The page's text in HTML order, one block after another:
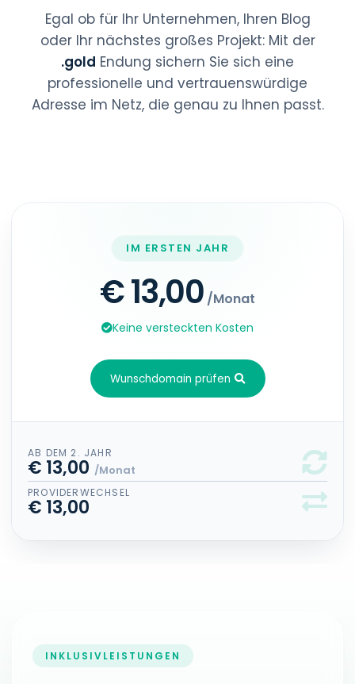
Egal ob für Ihr Unternehmen, Ihren Blog
oder Ihr nächstes großes Projekt: Mit der
.gold Endung sichern Sie sich eine
professionelle und vertrauenswürdige
Adresse im Netz, die genau zu Ihnen passt.
IM ERSTEN JAHR
€ 13,00 /Monat
Keine versteckten Kosten
Wunschdomain prüfen
AB DEM 2. JAHR
€ 13,00 /Monat
PROVIDERWECHSEL
€ 13,00
INKLUSIVLEISTUNGEN